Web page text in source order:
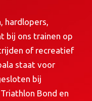
hardlopers,
bij ons trainen op
of recreatief
staat voor
bij
Bond en